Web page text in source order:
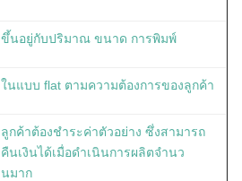
ขึ้นอยู่กับปริมาณ ขนาด การพิมพ์
ในแบบ flat ตามความต้องการของลูกค้า
ลูกค้าต้องชําระค่าตัวอย่าง ซึ่งสามารถ
คืนเงินได้เมื่อดําเนินการผลิตจํานว
นมาก